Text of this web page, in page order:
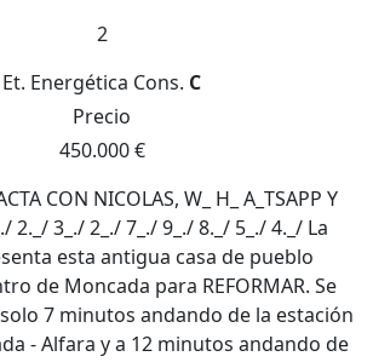
2
Et. Energética Cons. C
Precio
450.000 €
CON NICOLAS, W_ H_ A_TSAPP Y
2._/ 3_./ 2_./ 7_./ 9_./ 8._/ 5_./ 4._/ La
esta antigua casa de pueblo
de Moncada para REFORMAR. Se
7 minutos andando de la estación
- Alfara y a 12 minutos andando de